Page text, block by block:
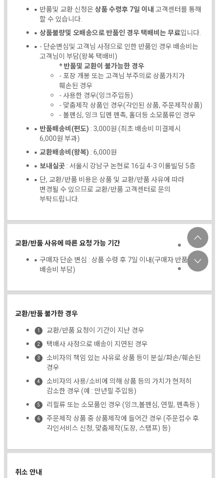
반품및 교환 신청은상품 수령후 7일 이내고객센터를 통해
할 수 있습니다.
상품불량및 오배송으로 반품인 경우 택배비는 무료입니다.
- 단순변심및 고객님 사정으로 인한 반품인 경우 배송비는
고객님이 부담(왕복 택배비)
* 반품및 교환이 불가능한 경우
- 포장 개봉 또는 고객님 부주의로 상품가치가
훼손된 경우
- 사용한 경우(잉크주입등)
- 맞춤제작 상품인 경우(각인된 상품, 주문제작상품)
- 볼펜심, 잉크 딥펜 펜촉, 홀더등 소모품류인 경우
반품배송비(편도) : 3,000원 (최초 배송비 미결제시
6,000원 부과)
교환배송비(왕복) : 6,000원
보내실곳: 서울시 강남구 논현로 16길 4-3 이룸빌딩 5층
단, 교환/반품 비용은 상품 및 교환/반품 사유에 따라
변경될 수 있으므로 교환/반품 고객센터로 문의
부탁드립니다.
교환/반품 사유에 따른 요청 가능 기간
구매자 단순 변심 : 상품 수령 후 7일 이내(구매자 반품
배송비 부담)
교환/반품 불가한 경우
교환/반품 요청이 기간이 지난 경우
택배사 사정으로 배송이 지연된 경우
소비자의 책임 있는 사유로 상품 등이 분실/파손/훼손된
경우
소비자의 사용/소비에 의해 상품 등의 가치가 현저히
감소한 경우 (예 : 만년필 주입등)
리필류 또는 소모품인 경우 (잉크,볼펜심, 연필, 펜촉등 )
주문제작 상품 중 상품제작에 들어간 경우 (주문접수 후
각인서비스 신청, 맞춤제작(도장, 스탬프) 등)
취소 안내